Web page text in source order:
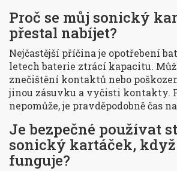
Proč se můj sonický
přestal nabíjet?
Nejčastější příčina je opotřebení
letech baterie ztrácí kapacitu.
znečištění kontaktů nebo
jinou zásuvku a vyčisti kontakty.
nepomůže, je pravděpodobně čas
Je bezpečné používat
sonický kartáček, když
funguje?